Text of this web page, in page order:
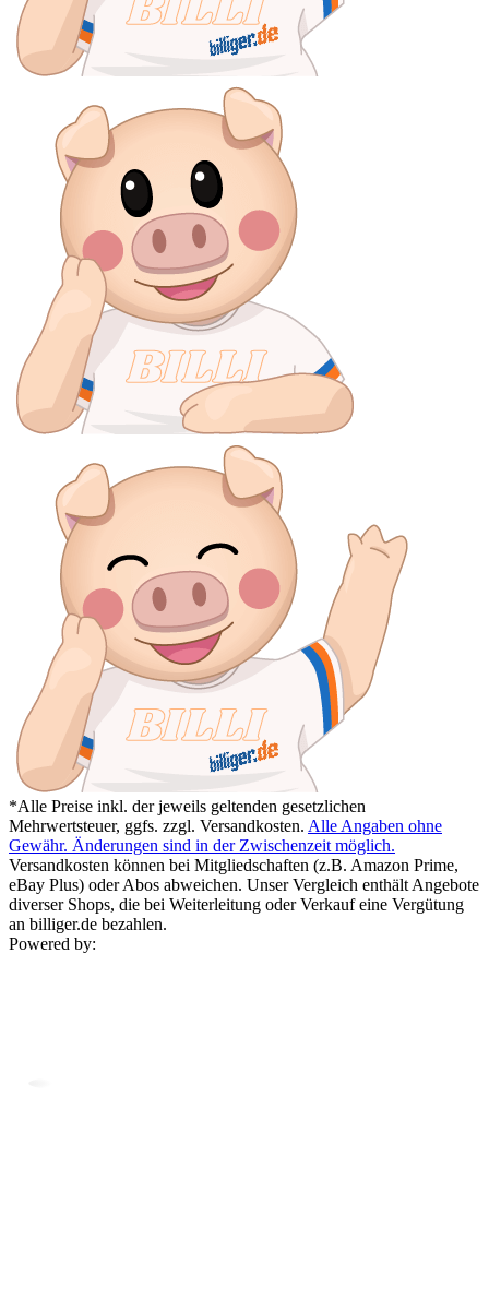
*Alle Preise inkl. der jeweils geltenden gesetzlichen
Mehrwertsteuer, ggfs. zzgl. Versandkosten. Alle Angaben ohne
Gewähr. Änderungen sind in der Zwischenzeit möglich.
Versandkosten können bei Mitgliedschaften (z.B. Amazon Prime,
eBay Plus) oder Abos abweichen. Unser Vergleich enthält Angebote
diverser Shops, die bei Weiterleitung oder Verkauf eine Vergütung
an billiger.de bezahlen.
Powered by: